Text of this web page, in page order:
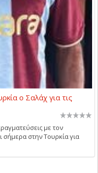
ο Σαλάχ για τις
με τον
σήμερα στην Τουρκία για